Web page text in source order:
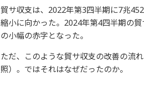
貿サ収支は、2022年第3四半期に7兆
縮小に向かった。2024年第4四半期の
の小幅の赤字となった。
ただ、このような貿サ収支の改善の流
照）。ではそれはなぜだったのか。